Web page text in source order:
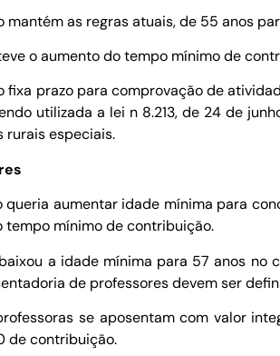
mantém as regras atuais, de 55 anos
o aumento do tempo mínimo de
fixa prazo para comprovação de
utilizada a lei n 8.213, de 24 de
rurais especiais.
queria aumentar idade mínima para
tempo mínimo de contribuição.
a idade mínima para 57 anos no
de professores devem ser
se aposentam com valor
de contribuição.